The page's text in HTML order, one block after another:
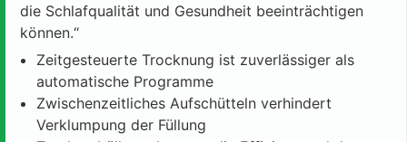
die Schlafqualität und Gesundheit beeinträchtigen
können.“
Zeitgesteuerte Trocknung ist zuverlässiger als
automatische Programme
Zwischenzeitliches Aufschütteln verhindert
Verklumpung der Füllung